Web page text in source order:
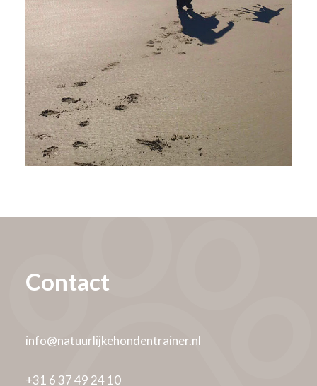
Contact
info@natuurlijkehondentrainer.nl
+31 6 37 49 24 10